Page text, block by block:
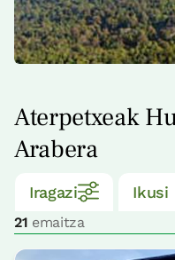
Aterpetxeak
Arabera
Iragazi Ikusi
21 emaitza